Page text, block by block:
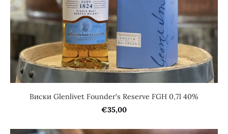
Виски Glenlivet Founder's Reserve FGH 0,7l 40%
€35,00